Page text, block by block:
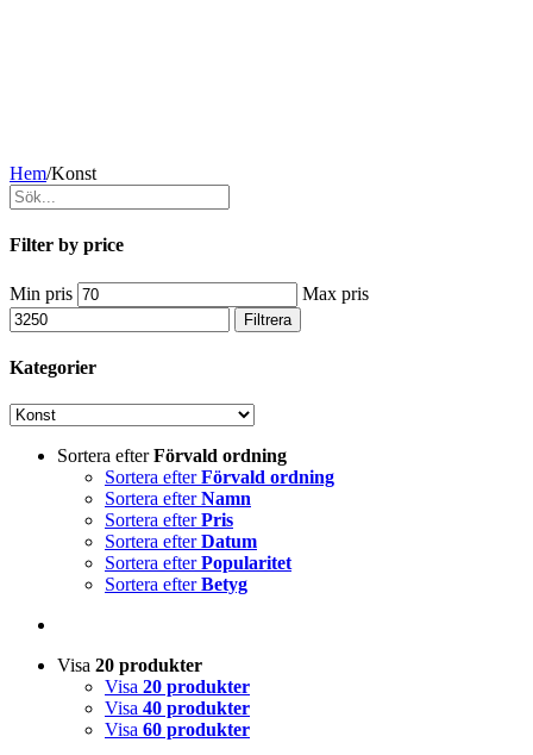
Hem/Konst
Filter by price
Min pris Max pris
Filtrera
Kategorier
Sortera efterFörvald ordning
Sortera efterFörvald ordning
Sortera efterNamn
Sortera efterPris
Sortera efterDatum
Sortera efterPopularitet
Sortera efterBetyg
Visa 20 produkter
Visa 20 produkter
Visa 40 produkter
Visa 60 produkter